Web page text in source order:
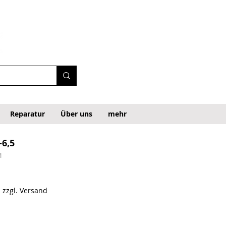
Reparatur Über uns mehr
zzgl. Versand